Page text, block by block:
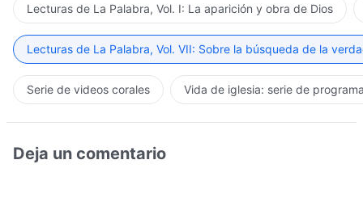
Lecturas de La Palabra, Vol. I: La aparición y obra de Dios
Lecturas de La Palabra, Vol. VII: Sobre la búsqueda de la
Serie de videos corales Vida de iglesia: serie de
Deja un comentario